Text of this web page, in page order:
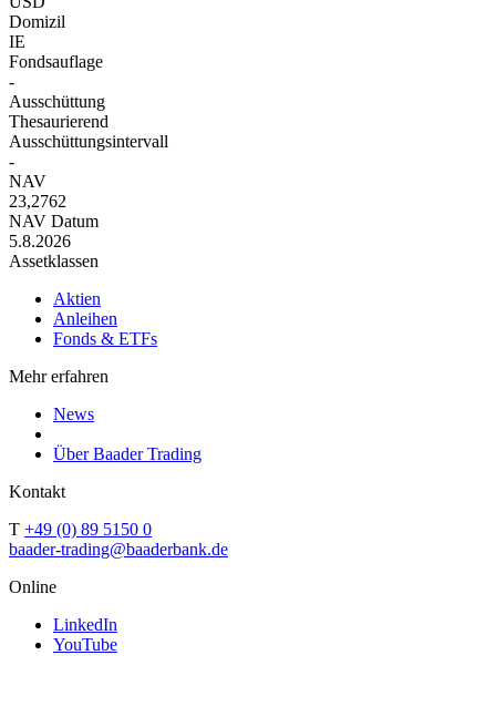
Domizil
IE
Fondsauflage
-
Ausschüttung
Thesaurierend
Ausschüttungsintervall
-
NAV
23,2762
NAV Datum
5.8.2026
Assetklassen
Aktien
Anleihen
Fonds & ETFs
Mehr erfahren
News
Über Baader Trading
Kontakt
T +49 (0) 89 5150 0
baader-trading@baaderbank.de
Online
LinkedIn
YouTube